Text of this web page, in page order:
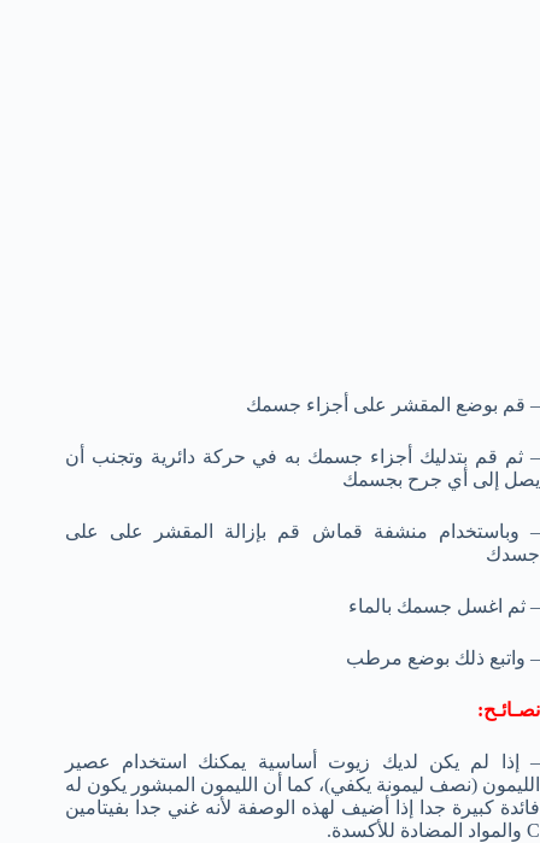
– قم بوضع المقشر على أجزاء جسمك
– ثم قم بتدليك أجزاء جسمك به في حركة دائرية وتجنب أن
يصل إلى أي جرح بجسمك
– وباستخدام منشفة قماش قم بإزالة المقشر على على
جسدك
– ثم اغسل جسمك بالماء
– واتبع ذلك بوضع مرطب
نصـائـح:
– إذا لم يكن لديك زيوت أساسية يمكنك استخدام عصير
الليمون (نصف ليمونة يكفي)، كما أن الليمون المبشور يكون له
فائدة كبيرة جدا إذا أضيف لهذه الوصفة لأنه غني جدا بفيتامين
C والمواد المضادة للأكسدة.